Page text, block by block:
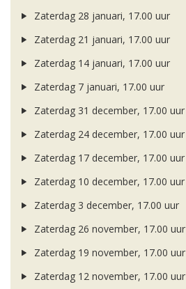
Zaterdag 28 januari, 17.00 uur
Zaterdag 21 januari, 17.00 uur
Zaterdag 14 januari, 17.00 uur
Zaterdag 7 januari, 17.00 uur
Zaterdag 31 december, 17.00 uur
Zaterdag 24 december, 17.00 uur
Zaterdag 17 december, 17.00 uur
Zaterdag 10 december, 17.00 uur
Zaterdag 3 december, 17.00 uur
Zaterdag 26 november, 17.00 uur
Zaterdag 19 november, 17.00 uur
Zaterdag 12 november, 17.00 uur